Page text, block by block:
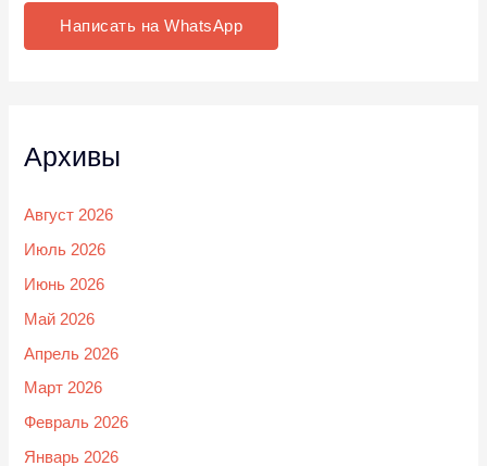
Написать на WhatsApp
Архивы
Август 2026
Июль 2026
Июнь 2026
Май 2026
Апрель 2026
Март 2026
Февраль 2026
Январь 2026